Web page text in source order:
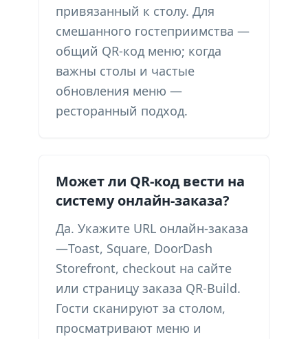
привязанный к столу. Для
смешанного гостеприимства —
общий QR-код меню; когда
важны столы и частые
обновления меню —
ресторанный подход.
Может ли QR-код вести на
систему онлайн-заказа?
Да. Укажите URL онлайн-заказа
—Toast, Square, DoorDash
Storefront, checkout на сайте
или страницу заказа QR-Build.
Гости сканируют за столом,
просматривают меню и